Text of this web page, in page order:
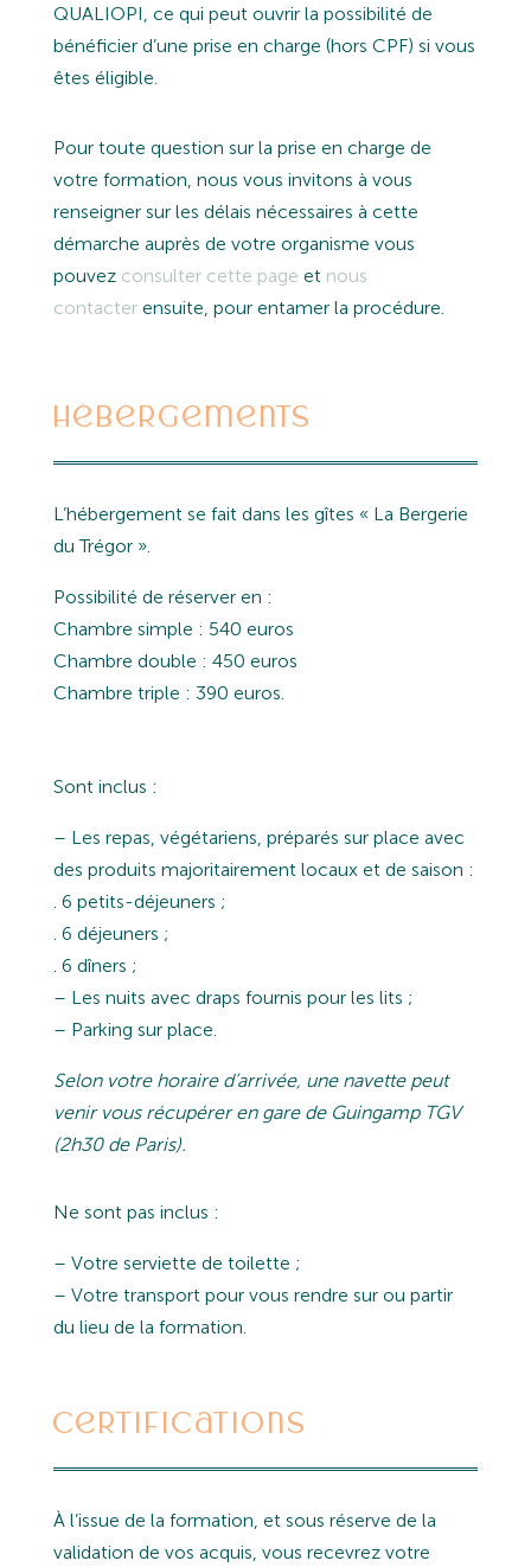
QUALIOPI, ce qui peut ouvrir la possibilité de
bénéficier d’une prise en charge (hors CPF) si vous
êtes éligible.
Pour toute question sur la prise en charge de
votre formation, nous vous invitons à vous
renseigner sur les délais nécessaires à cette
démarche auprès de votre organisme vous
pouvez consulter cette page et nous
contacter ensuite, pour entamer la procédure.
Hébergements
L’hébergement se fait dans les gîtes « La Bergerie
du Trégor ».
Possibilité de réserver en :
Chambre simple : 540 euros
Chambre double : 450 euros
Chambre triple : 390 euros.
Sont inclus :
– Les repas, végétariens, préparés sur place avec
des produits majoritairement locaux et de saison :
. 6 petits-déjeuners ;
. 6 déjeuners ;
. 6 dîners ;
– Les nuits avec draps fournis pour les lits ;
– Parking sur place.
Selon votre horaire d’arrivée, une navette peut
venir vous récupérer en gare de Guingamp TGV
(2h30 de Paris).
Ne sont pas inclus :
– Votre serviette de toilette ;
– Votre transport pour vous rendre sur ou partir
du lieu de la formation.
Certifications
À l’issue de la formation, et sous réserve de la
validation de vos acquis, vous recevrez votre